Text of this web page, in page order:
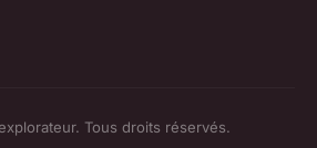
Tous droits réservés.